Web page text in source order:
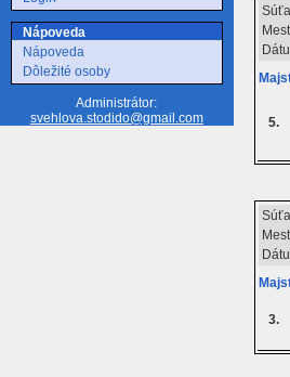
Nápoveda
Nápoveda
Dôležité osoby
Administrátor:
svehlova.stodido@gmail.com
5.
3.